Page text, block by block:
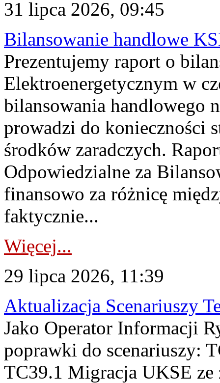
31 lipca 2026, 09:45
Bilansowanie handlowe
Prezentujemy raport o
Elektroenergetycznym w
bilansowania handlowego
prowadzi do konieczności
środków zaradczych.
Odpowiedzialne za
finansowo za różnicę
faktycznie...
Więcej...
29 lipca 2026, 11:39
Aktualizacja Scenariuszy
Jako Operator Informacji
poprawki do scenariuszy:
TC39.1 Migracja UKSE